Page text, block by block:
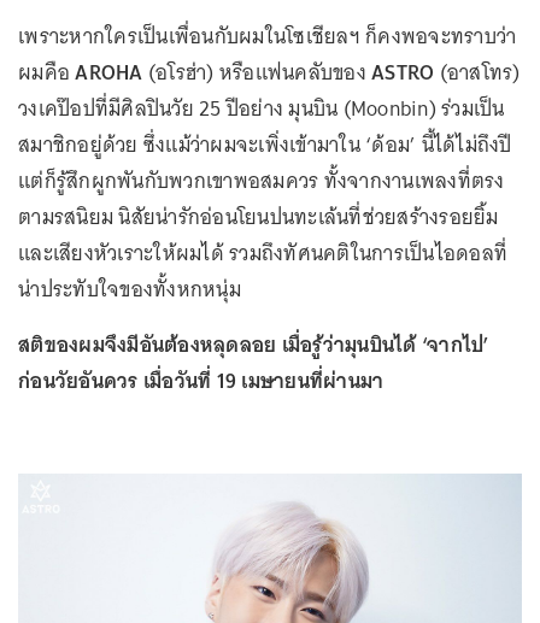
เพราะหากใครเป็นเพื่อนกับผมในโซเชียลฯ ก็คงพอจะทราบว่า
ผมคือAROHA (อโรฮ่า) หรือแฟนคลับของASTRO (อาสโทร)
วงเคป๊อปที่มีศิลปินวัย 25 ปีอย่าง มุนบิน (Moonbin) ร่วมเป็น
สมาชิกอยู่ด้วย ซึ่งแม้ว่าผมจะเพิ่งเข้ามาใน ‘ด้อม’ นี้ได้ไม่ถึงปี
แต่ก็รู้สึกผูกพันกับพวกเขาพอสมควร ทั้งจากงานเพลงที่ตรง
ตามรสนิยม นิสัยน่ารักอ่อนโยนปนทะเล้นที่ช่วยสร้างรอยยิ้ม
และเสียงหัวเราะให้ผมได้ รวมถึงทัศนคติในการเป็นไอดอลที่
น่าประทับใจของทั้งหกหนุ่ม
สติของผมจึงมีอันต้องหลุดลอย เมื่อรู้ว่ามุนบินได้ ‘จากไป’
ก่อนวัยอันควร เมื่อวันที่ 19 เมษายนที่ผ่านมา